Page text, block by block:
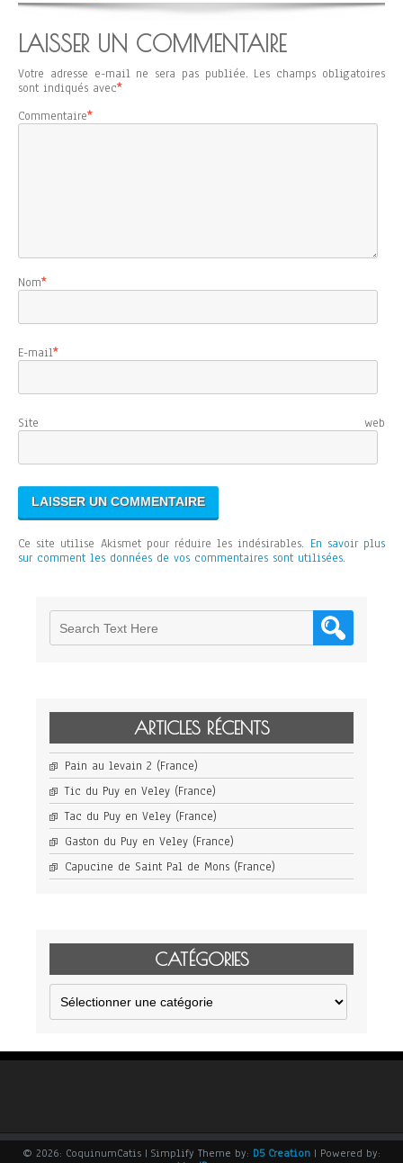
LAISSER UN COMMENTAIRE
Votre adresse e-mail ne sera pas publiée. Les champs obligatoires
sont indiqués avec*
Commentaire*
Nom*
E-mail*
Site web
Ce site utilise Akismet pour réduire les indésirables. En savoir plus
sur comment les données de vos commentaires sont utilisées.
ARTICLES RÉCENTS
Pain au levain 2 (France)
Tic du Puy en Veley (France)
Tac du Puy en Veley (France)
Gaston du Puy en Veley (France)
Capucine de Saint Pal de Mons (France)
CATÉGORIES
Catégories
© 2026: CoquinumCatis | Simplify Theme by: D5 Creation | Powered by: